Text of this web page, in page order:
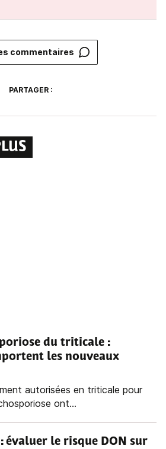
commentaires
PARTAGER :
du triticale :
les nouveaux
autorisées en triticale pour
ont...
: évaluer le risque DON sur